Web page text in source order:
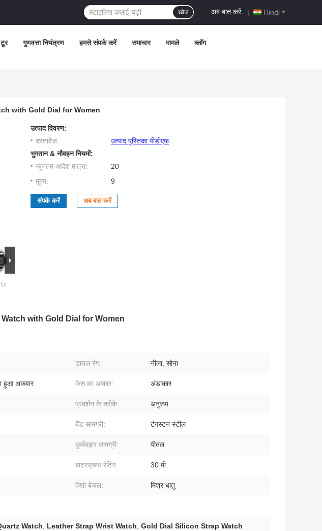
Hindi
अब बात करें |
खोज
गुणवत्ता नियंत्रण हमसे संपर्क करें समाचार मामले ब्लॉग
with Gold Dial for Women
उत्पाद विवरण:
दस्तावेज़:
उत्पाद पुस्तिका पीडीएफ
भुगतान & नौवहन नियमों:
न्यूनतम आदेश मात्रा:
20
मूल्य:
9
संपर्क करें अब बात करें
with Gold Dial for Women
डायल रंग: नीला, सोना
हुआ अकवार केस का आकार: अंडाकार
प्रदर्शन के तरीके: अनुरूप
बैंड सामग्री: टंगस्टन स्टील
दुर्व्यवहार सामग्री: पीतल
वाटरप्रूफ रेटिंग: 30 मी
देखो बेजल: मिश्र धातु
Watch, Leather Strap Wrist Watch, Gold Dial Silicon Strap Watch